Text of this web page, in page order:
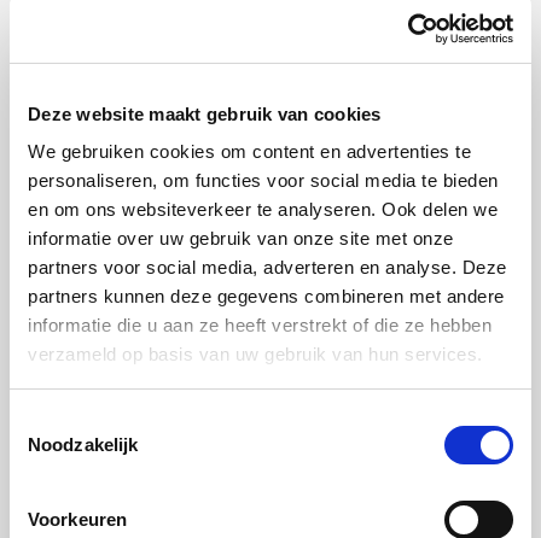
Deze website maakt gebruik van cookies
We gebruiken cookies om content en advertenties te
personaliseren, om functies voor social media te bieden
en om ons websiteverkeer te analyseren. Ook delen we
informatie over uw gebruik van onze site met onze
partners voor social media, adverteren en analyse. Deze
partners kunnen deze gegevens combineren met andere
informatie die u aan ze heeft verstrekt of die ze hebben
verzameld op basis van uw gebruik van hun services.
Noodzakelijk
Voorkeuren
hier eindeloos mee variëren
Tip: Stomen is ideaal, omdat je meerdere producten
tegelijkertijd kunt bereiden. Zonder smaakverlies en
met behoud van kleur, structuur en vitamines en
mineralen. Voor een snelle en smakelijke maaltijd of